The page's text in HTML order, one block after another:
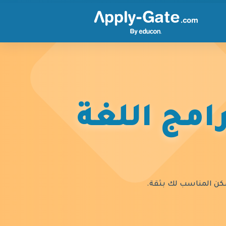
اللغة
المناسب لك بثقة.